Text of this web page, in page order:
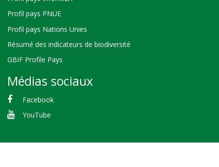
Profil pays PNUE
Profil pays Nations Unies
Résumé des indicateurs de biodiversité
GBIF Profile Pays
Médias sociaux
Facebook
YouTube